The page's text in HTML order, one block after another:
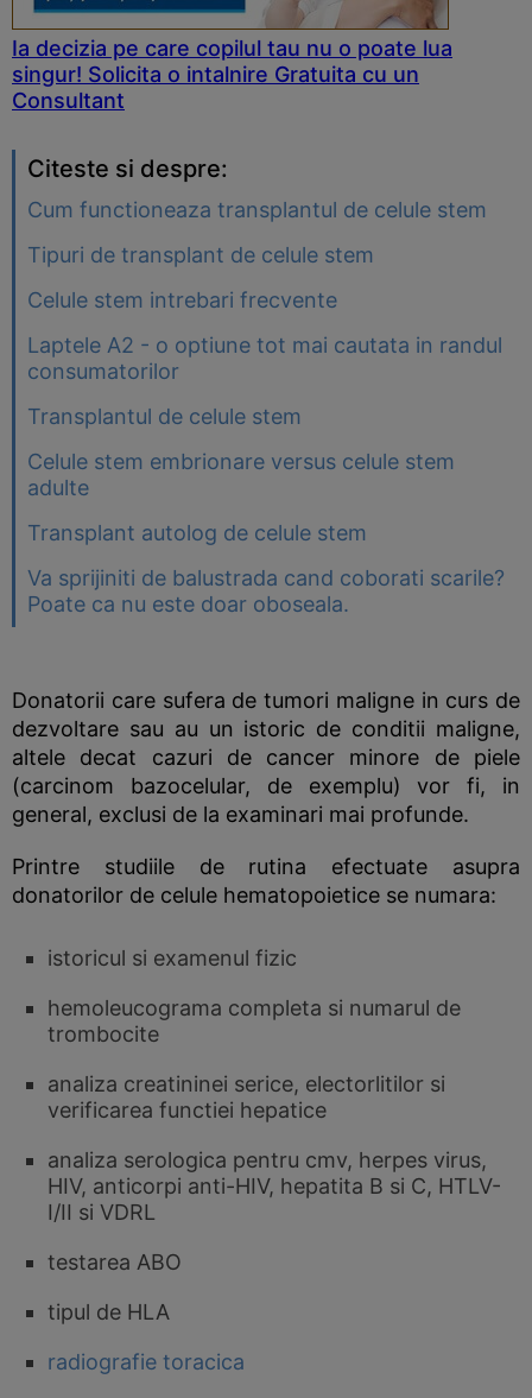
Ia decizia pe care copilul tau nu o poate lua
singur! Solicita o intalnire Gratuita cu un
Consultant
Citeste si despre:
Cum functioneaza transplantul de celule stem
Tipuri de transplant de celule stem
Celule stem intrebari frecvente
Laptele A2 - o optiune tot mai cautata in randul
consumatorilor
Transplantul de celule stem
Celule stem embrionare versus celule stem
adulte
Transplant autolog de celule stem
Va sprijiniti de balustrada cand coborati scarile?
Poate ca nu este doar oboseala.
Donatorii care sufera de tumori maligne in curs de
dezvoltare sau au un istoric de conditii maligne,
altele decat cazuri de cancer minore de piele
(carcinom bazocelular, de exemplu) vor fi, in
general, exclusi de la examinari mai profunde.
Printre studiile de rutina efectuate asupra
donatorilor de celule hematopoietice se numara:
istoricul si examenul fizic
hemoleucograma completa si numarul de
trombocite
analiza creatininei serice, electorlitilor si
verificarea functiei hepatice
analiza serologica pentru cmv, herpes virus,
HIV, anticorpi anti-HIV, hepatita B si C, HTLV-
I/II si VDRL
testarea ABO
tipul de HLA
radiografie toracica